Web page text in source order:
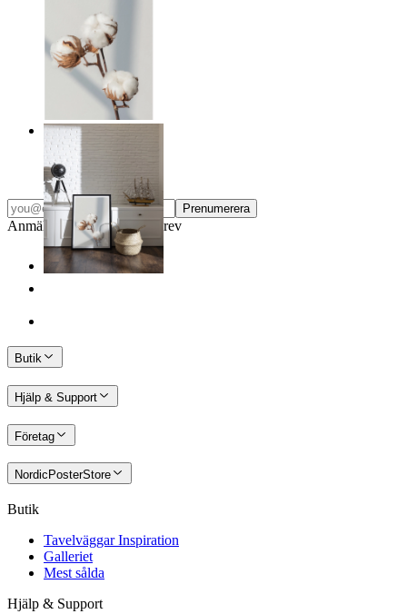
Bomull
Från
149 kr
Prenumerera
Anmäl dig till vårt Nyhetsbrev
Butik
Hjälp & Support
Företag
NordicPosterStore
Butik
Tavelväggar Inspiration
Galleriet
Mest sålda
Hjälp & Support